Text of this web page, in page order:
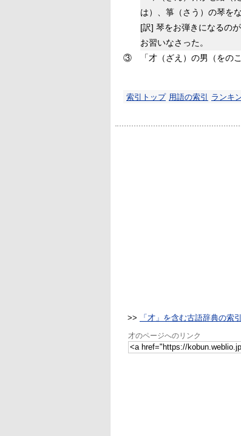
は）、箏（さう）の琴を
[訳] 琴をお弾きになるの
お習いなさった。
③
「才（ざえ）の男（をの
索引トップ 用語の索引 ランキ
>> 「才」を含む古語辞典の索引
才のページへのリンク